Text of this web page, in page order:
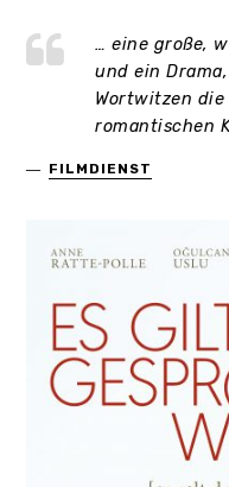
… eine große,
und ein
Wortwitzen
romantischen
FILMDIENST